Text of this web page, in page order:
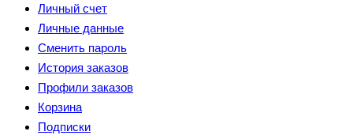
Личный счет
Личные данные
Сменить пароль
История заказов
Профили заказов
Корзина
Подписки